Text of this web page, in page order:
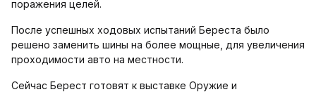
поражения целей.
После успешных ходовых испытаний Береста было
решено заменить шины на более мощные, для увеличения
проходимости авто на местности.
Сейчас Берест готовят к выставке Оружие и